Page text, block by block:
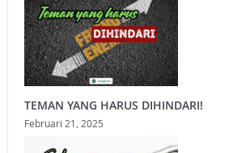
TEMAN YANG HARUS DIHINDARI!
Februari 21, 2025